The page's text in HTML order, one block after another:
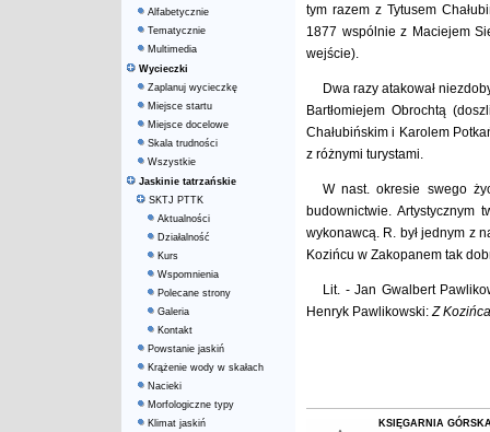
Alfabetycznie
Tematycznie
Multimedia
Wycieczki
Zaplanuj wycieczkę
Miejsce startu
Miejsce docelowe
Skala trudności
Wszystkie
Jaskinie tatrzańskie
SKTJ PTTK
Aktualności
Działalność
Kurs
Wspomnienia
Polecane strony
Galeria
Kontakt
Powstanie jaskiń
Krążenie wody w skałach
Nacieki
Morfologiczne typy
Klimat jaskiń
tym razem z Tytusem
1877 wspólnie z Maciejem
wejście).
Dwa razy atakował
Bartłomiejem Obrochtą
Chałubińskim i Karolem
z różnymi turystami.
W nast. okresie swego
budownictwie. Artystycznym
wykonawcą. R. był jednym z
Kozińcu w Zakopanem tak
Lit. - Jan Gwalbert
Henryk Pawlikowski:Z
KSIĘGARNIA